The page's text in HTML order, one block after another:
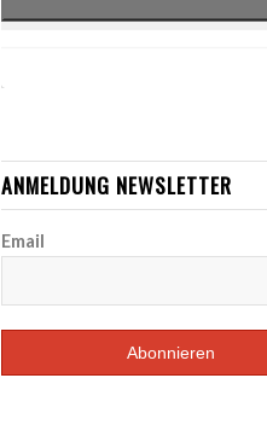
ANMELDUNG NEWSLETTER
Email